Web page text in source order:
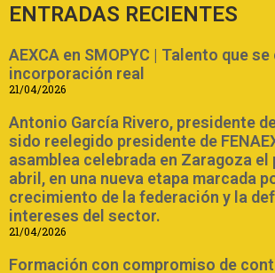
ENTRADAS RECIENTES
AEXCA en SMOPYC | Talento que
incorporación real
21/04/2026
Antonio García Rivero, presidente de
sido reelegido presidente de
asamblea celebrada en Zaragoza el
abril, en una nueva etapa marcada
crecimiento de la federación y la
intereses del sector.
21/04/2026
Formación con compromiso de